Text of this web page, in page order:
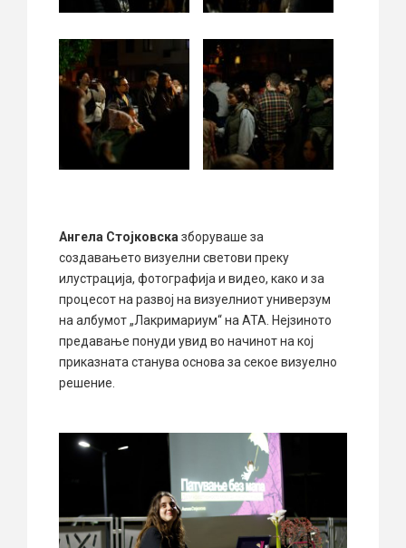
Ангела Стојковска зборуваше за
создавањето визуелни светови преку
илустрација, фотографија и видео, како и за
процесот на развој на визуелниот универзум
на албумот „Лакримариум“ на ATA. Нејзиното
предавање понуди увид во начинот на кој
приказната станува основа за секое визуелно
решение.